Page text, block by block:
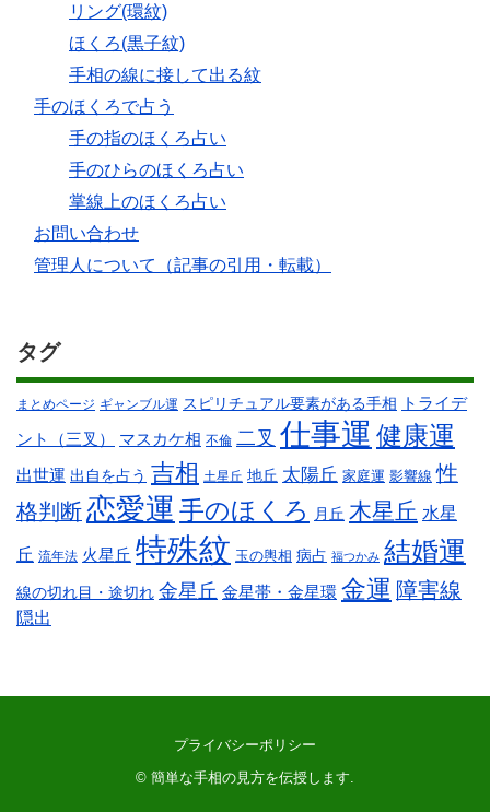
リング(環紋)
ほくろ(黒子紋)
手相の線に接して出る紋
手のほくろで占う
手の指のほくろ占い
手のひらのほくろ占い
掌線上のほくろ占い
お問い合わせ
管理人について（記事の引用・転載）
タグ
まとめページ ギャンブル運 スピリチュアル要素がある手相 トライデ
ント（三叉） マスカケ相 不倫 二叉 仕事運 健康運
出世運 出自を占う 吉相 土星丘 地丘 太陽丘 家庭運 影響線 性
格判断恋愛運 手のほくろ 月丘 木星丘 水星
丘 流年法 火星丘 特殊紋 玉の輿相 病占 福つかみ 結婚運
線の切れ目・途切れ 金星丘 金星帯・金星環 金運 障害線
隠出
プライバシーポリシー
© 簡単な手相の見方を伝授します.